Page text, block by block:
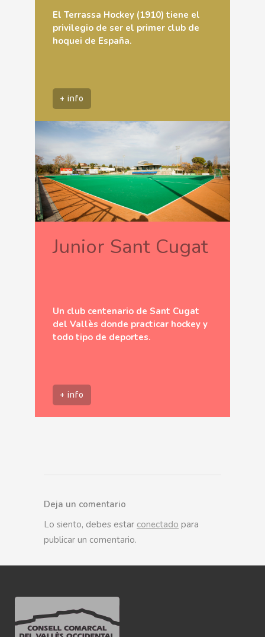
El Terrassa Hockey (1910) tiene el
privilegio de ser el primer club de
hoquei de España.
+ info
Junior Sant Cugat
Un club centenario de Sant Cugat
del Vallès donde practicar hockey y
todo tipo de deportes.
+ info
Deja un comentario
Lo siento, debes estar conectado para
publicar un comentario.